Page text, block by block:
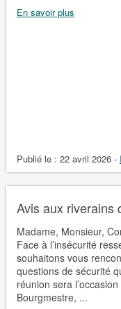
En savoir plus
Publié le : 22 avril 2026 -
Avis aux riverains
Madame, Monsieur,
Face à l’insécurité
souhaitons vous
questions de sécurité
réunion sera
Bourgmestre, ...